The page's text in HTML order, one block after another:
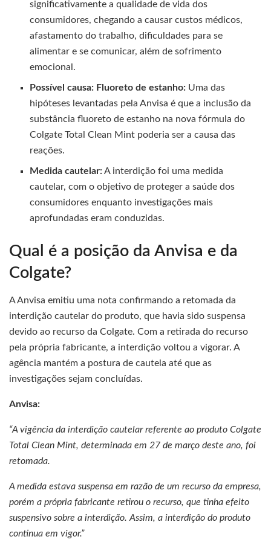
significativamente a qualidade de vida dos
consumidores, chegando a causar custos médicos,
afastamento do trabalho, dificuldades para se
alimentar e se comunicar, além de sofrimento
emocional.
Possível causa: Fluoreto de estanho: Uma das
hipóteses levantadas pela Anvisa é que a inclusão da
substância fluoreto de estanho na nova fórmula do
Colgate Total Clean Mint poderia ser a causa das
reações.
Medida cautelar:A interdição foi uma medida
cautelar, com o objetivo de proteger a saúde dos
consumidores enquanto investigações mais
aprofundadas eram conduzidas.
Qual é a posição da Anvisa e da
Colgate?
A Anvisa emitiu uma nota confirmando a retomada da
interdição cautelar do produto, que havia sido suspensa
devido ao recurso da Colgate. Com a retirada do recurso
pela própria fabricante, a interdição voltou a vigorar. A
agência mantém a postura de cautela até que as
investigações sejam concluídas.
Anvisa:
“A vigência da interdição cautelar referente ao produto Colgate
Total Clean Mint, determinada em 27 de março deste ano, foi
retomada.
A medida estava suspensa em razão de um recurso da empresa,
porém a própria fabricante retirou o recurso, que tinha efeito
suspensivo sobre a interdição. Assim, a interdição do produto
continua em vigor.”